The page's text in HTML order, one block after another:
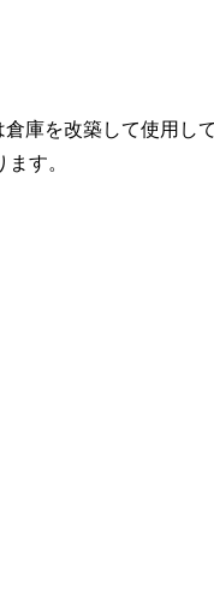
庫を改築して使用し
す。